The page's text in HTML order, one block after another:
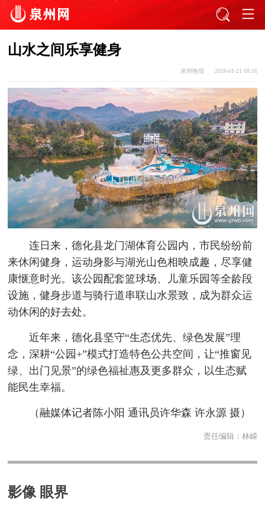
山水之间乐享健身
泉州晚报 2026-01-21 08:16
连日来，德化县龙门湖体育公园内，市民纷纷前
来休闲健身，运动身影与湖光山色相映成趣，尽享健
康惬意时光。该公园配套篮球场、儿童乐园等全龄段
设施，健身步道与骑行道串联山水景致，成为群众运
动休闲的好去处。
近年来，德化县坚守“生态优先、绿色发展”理
念，深耕“公园+”模式打造特色公共空间，让“推窗见
绿、出门见景”的绿色福祉惠及更多群众，以生态赋
能民生幸福。
（融媒体记者陈小阳 通讯员许华森 许永源 摄）
责任编辑： 林嵘
影像 眼界